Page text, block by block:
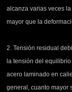
alcanza varias veces
mayor que la
2. Tensión residual
la tensión del
acero laminado en
general, cuanto mayor